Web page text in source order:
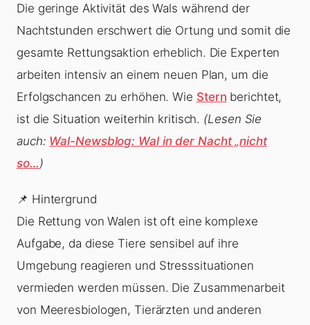
Die geringe Aktivität des Wals während der
Nachtstunden erschwert die Ortung und somit die
gesamte Rettungsaktion erheblich. Die Experten
arbeiten intensiv an einem neuen Plan, um die
Erfolgschancen zu erhöhen. Wie Stern berichtet,
ist die Situation weiterhin kritisch. (Lesen Sie
auch: Wal-Newsblog: Wal in der Nacht „nicht
so… )
📌 Hintergrund
Die Rettung von Walen ist oft eine komplexe
Aufgabe, da diese Tiere sensibel auf ihre
Umgebung reagieren und Stresssituationen
vermieden werden müssen. Die Zusammenarbeit
von Meeresbiologen, Tierärzten und anderen